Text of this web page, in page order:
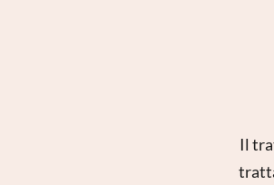
Il